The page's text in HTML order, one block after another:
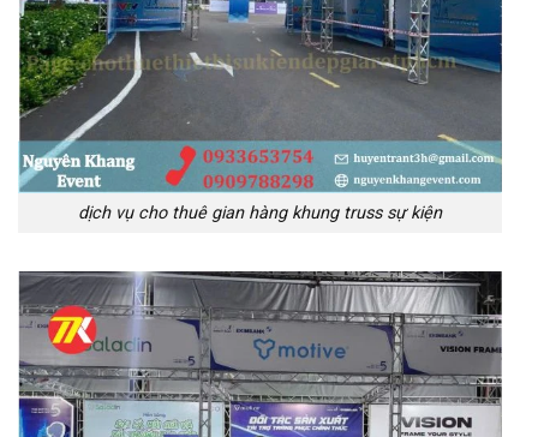
dịch vụ cho thuê gian hàng khung truss sự kiện